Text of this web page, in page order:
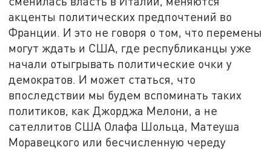
акценты политических предпочтений во
Франции. И это не говоря о том, что перемены
могут ждать и США, где республиканцы уже
начали отыгрывать политические очки у
демократов. И может статься, что
впоследствии мы будем вспоминать таких
политиков, как Джорджа Мелони, а не
сателлитов США Олафа Шольца, Матеуша
Моравецкого или бесчисленную череду